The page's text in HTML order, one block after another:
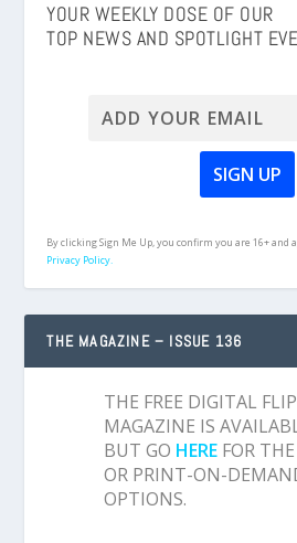
YOUR WEEKLY DOSE OF OUR
TOP NEWS AND SPOTLIGHT
By clicking Sign Me Up, you confirm you are 16+ and
Privacy Policy.
THE MAGAZINE – ISSUE 136
THE FREE DIGITAL
MAGAZINE IS
BUT GO HERE FOR
OR PRINT-ON-
OPTIONS.